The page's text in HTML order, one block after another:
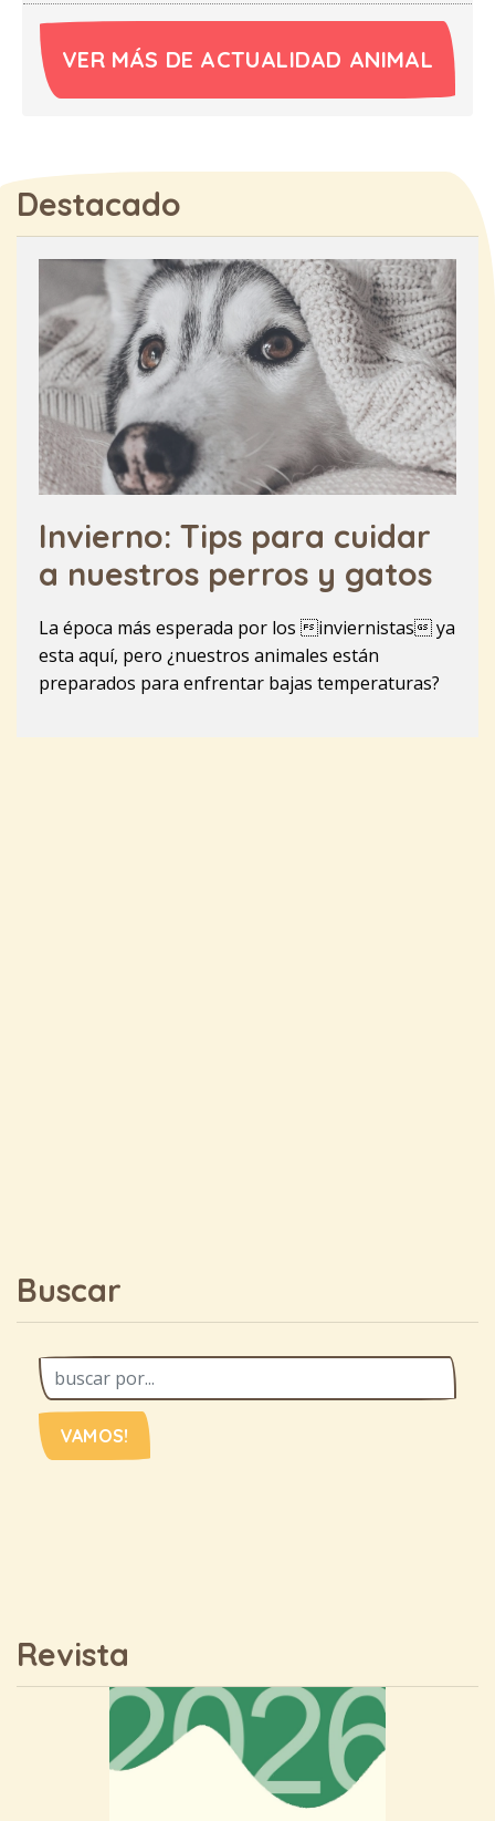
VER MÁS DE ACTUALIDAD ANIMAL
Destacado
Invierno: Tips para cuidar
a nuestros perros y gatos
La época más esperada por los inviernistas ya
esta aquí, pero ¿nuestros animales están
preparados para enfrentar bajas temperaturas?
Buscar
VAMOS!
Revista